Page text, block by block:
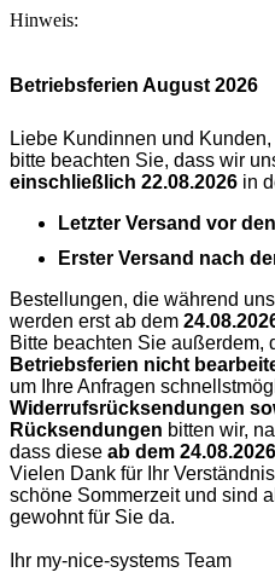
Hinweis:
Betriebsferien August 2026
Liebe Kundinnen und Kunden,
bitte beachten Sie, dass wir
einschließlich 22.08.2026 in
Letzter Versand vor
Erster Versand nach
Bestellungen, die während
werden erst ab dem
Bitte beachten Sie außerdem,
Betriebsferien nicht
um Ihre Anfragen
Widerrufsrücksendungen
Rücksendungen bitten wir,
dass diese ab dem 24.08.2026
Vielen Dank für Ihr
schöne Sommerzeit und sind
gewohnt für Sie da.
Ihr my-nice-systems Team